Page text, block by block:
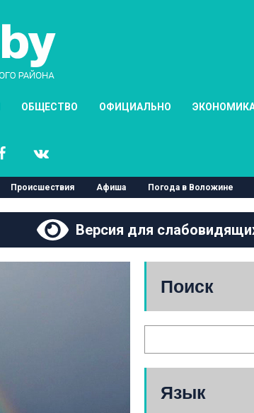
ОБЩЕСТВО ОФИЦИАЛЬНО
Происшествия Афиша Погода в Воложине
Версия для
Поиск
Язык